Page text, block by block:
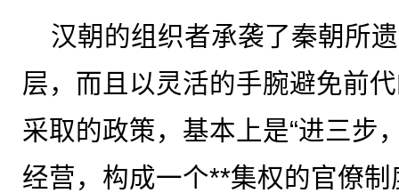
汉朝的组织者承袭了秦朝所
层，而且以灵活的手腕避免前
采取的政策，基本上是“进三步
经营，构成一个**集权的官僚